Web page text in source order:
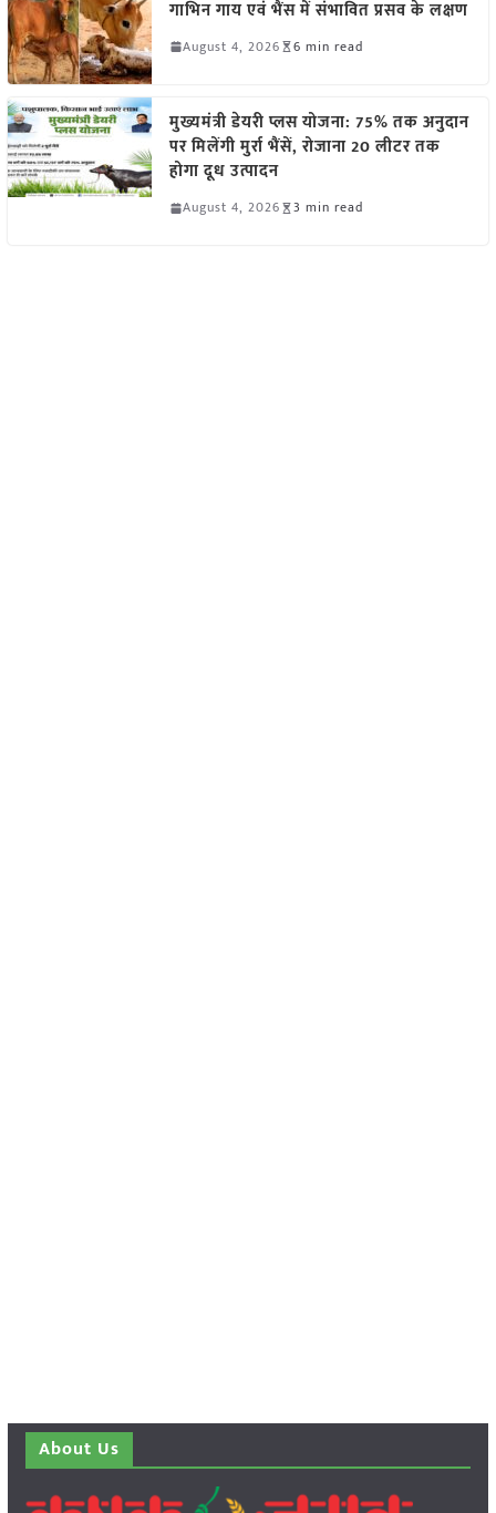
गाभिन गाय एवं भैंस में संभावित प्रसव के लक्षण
August 4, 2026 6 min read
मुख्यमंत्री डेयरी प्लस योजना: 75% तक अनुदान
पर मिलेंगी मुर्रा भैंसें, रोजाना 20 लीटर तक
होगा दूध उत्पादन
August 4, 2026 3 min read
About Us